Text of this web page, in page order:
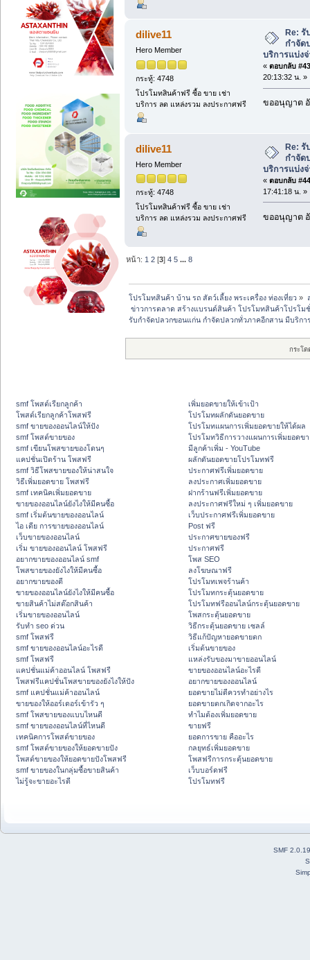
dilive11
Hero Member
กระทู้: 4748
โปรโมทสินค้าฟรี ซื้อ ขาย เช่า
บริการ ลด แหล่งรวม ลงประกาศฟรี
Re:
กำจัด
บริการแบ่ง
« ตอบกลับ
20:13:32 น. »
ขออนุญาต
dilive11
Hero Member
กระทู้: 4748
โปรโมทสินค้าฟรี ซื้อ ขาย เช่า
บริการ ลด แหล่งรวม ลงประกาศฟรี
Re: รั
กำจัด
บริการแบ่ง
« ตอบกลับ
17:41:18 น. »
ขออนุญาต
หน้า: 1 2 [3]4 5 ...8
โปรโมทสินค้า บ้าน รถ สัตว์เลี้ยง พระเครื่อง ท่องเที่ยว »
ข่าวการตลาด สร้างแบรนด์สินค้า โปรโมทสินค้าโปรโม
รับกำจัดปลวกขอนแก่น กำจัดปลวกทั่วภาคอีกสาน มีบริก
กระโด
smf โพสต์เรียกลูกค้า
โพสต์เรียกลูกค้าโพสฟรี
smf ขายของออนไลน์ให้ปัง
smf โพสต์ขายของ
smf เขียนโพสขายของโดนๆ
แคปชั่นเปิดร้าน โพสฟรี
smf วิธีโพสขายของให้น่าสนใจ
วิธีเพิ่มยอดขาย โพสฟรี
smf เทคนิคเพิ่มยอดขาย
ขายของออนไลน์ยังไงให้มีคนซื้อ
smf เริ่มต้นขายของออนไลน์
ไอ เดีย การขายของออนไลน์
เว็บขายของออนไลน์
เริ่ม ขายของออนไลน์ โพสฟรี
อยากขายของออนไลน์ smf
โพสขายของยังไงให้มีคนซื้อ
อยากขายของดี
ขายของออนไลน์ยังไงให้มีคนซื้อ
ขายสินค้าไม่สต๊อกสินค้า
เริ่มขายของออนไลน์
รับทำ seo ด่วน
smf โพสฟรี
smf ขายของออนไลน์อะไรดี
smf โพสฟรี
แคปชั่นแม่ค้าออนไลน์ โพสฟรี
โพสฟรีแคปชั่นโพสขายของยังไงให้ปัง
smf แคปชั่นแม่ค้าออนไลน์
ขายของให้ออร์เดอร์เข้ารัว ๆ
smf โพสขายของแบบไหนดี
smf ขายของออนไลน์ที่ไหนดี
เทคนิคการโพสต์ขายของ
smf โพสต์ขายของให้ยอดขายปัง
โพสต์ขายของให้ยอดขายปังโพสฟรี
smf ขายของในกลุ่มซื้อขายสินค้า
ไม่รู้จะขายอะไรดี
เพิ่มยอดขายให้เข้าเป้า
โปรโมทผลักดันยอดขาย
โปรโมทแผนการเพิ่มยอดขายให้ได้ผล
โปรโมทวิธีการวางแผนการเพิ่มยอดข
มีลูกค้าเพิ่ม - YouTube
ผลักดันยอดขายโปรโมทฟรี
ประกาศฟรีเพิ่มยอดขาย
ลงประกาศเพิ่มยอดขาย
ฝากร้านฟรีเพิ่มยอดขาย
ลงประกาศฟรีใหม่ ๆ เพิ่มยอดขาย
เว็บประกาศฟรีเพิ่มยอดขาย
Post ฟรี
ประกาศขายของฟรี
ประกาศฟรี
โพส SEO
ลงโฆษณาฟรี
โปรโมทเพจร้านค้า
โปรโมทกระตุ้นยอดขาย
โปรโมทฟรีออนไลน์กระตุ้นยอดขาย
โพสกระตุ้นยอดขาย
วิธีกระตุ้นยอดขาย เซลล์
วิธีแก้ปัญหายอดขายตก
เริ่มต้นขายของ
แหล่งรับของมาขายออนไลน์
ขายของออนไลน์อะไรดี
อยากขายของออนไลน์
ยอดขายไม่ดีควรทำอย่างไร
ยอดขายตกเกิดจากอะไร
ทำไมต้องเพิ่มยอดขาย
ขายฟรี
ยอดการขาย คืออะไร
กลยุทธ์เพิ่มยอดขาย
โพสฟรีการกระตุ้นยอดขาย
เว็บบอร์ดฟรี
โปรโมทฟรี
SMF 2.0.19